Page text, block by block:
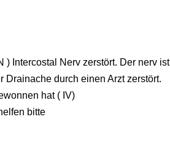
) Intercostal Nerv zerstört. Der nerv ist
Drainache durch einen Arzt zerstört.
hat ( IV)
bitte